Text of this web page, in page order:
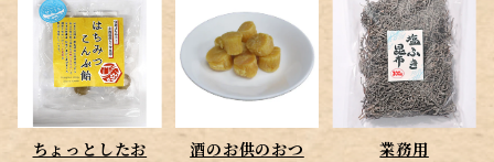
ちょっとしたお
酒のお供のおつ
業務用